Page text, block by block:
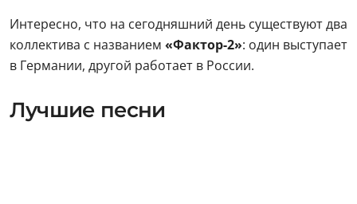
Интересно, что на сегодняшний день существуют два
коллектива с названием «Фактор-2»: один выступает
в Германии, другой работает в России.
Лучшие песни